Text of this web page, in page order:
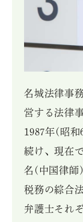
名城法律事
営する法律
1987年(昭
続け、現在
名(中国律師
税務の綜合
弁護士それ